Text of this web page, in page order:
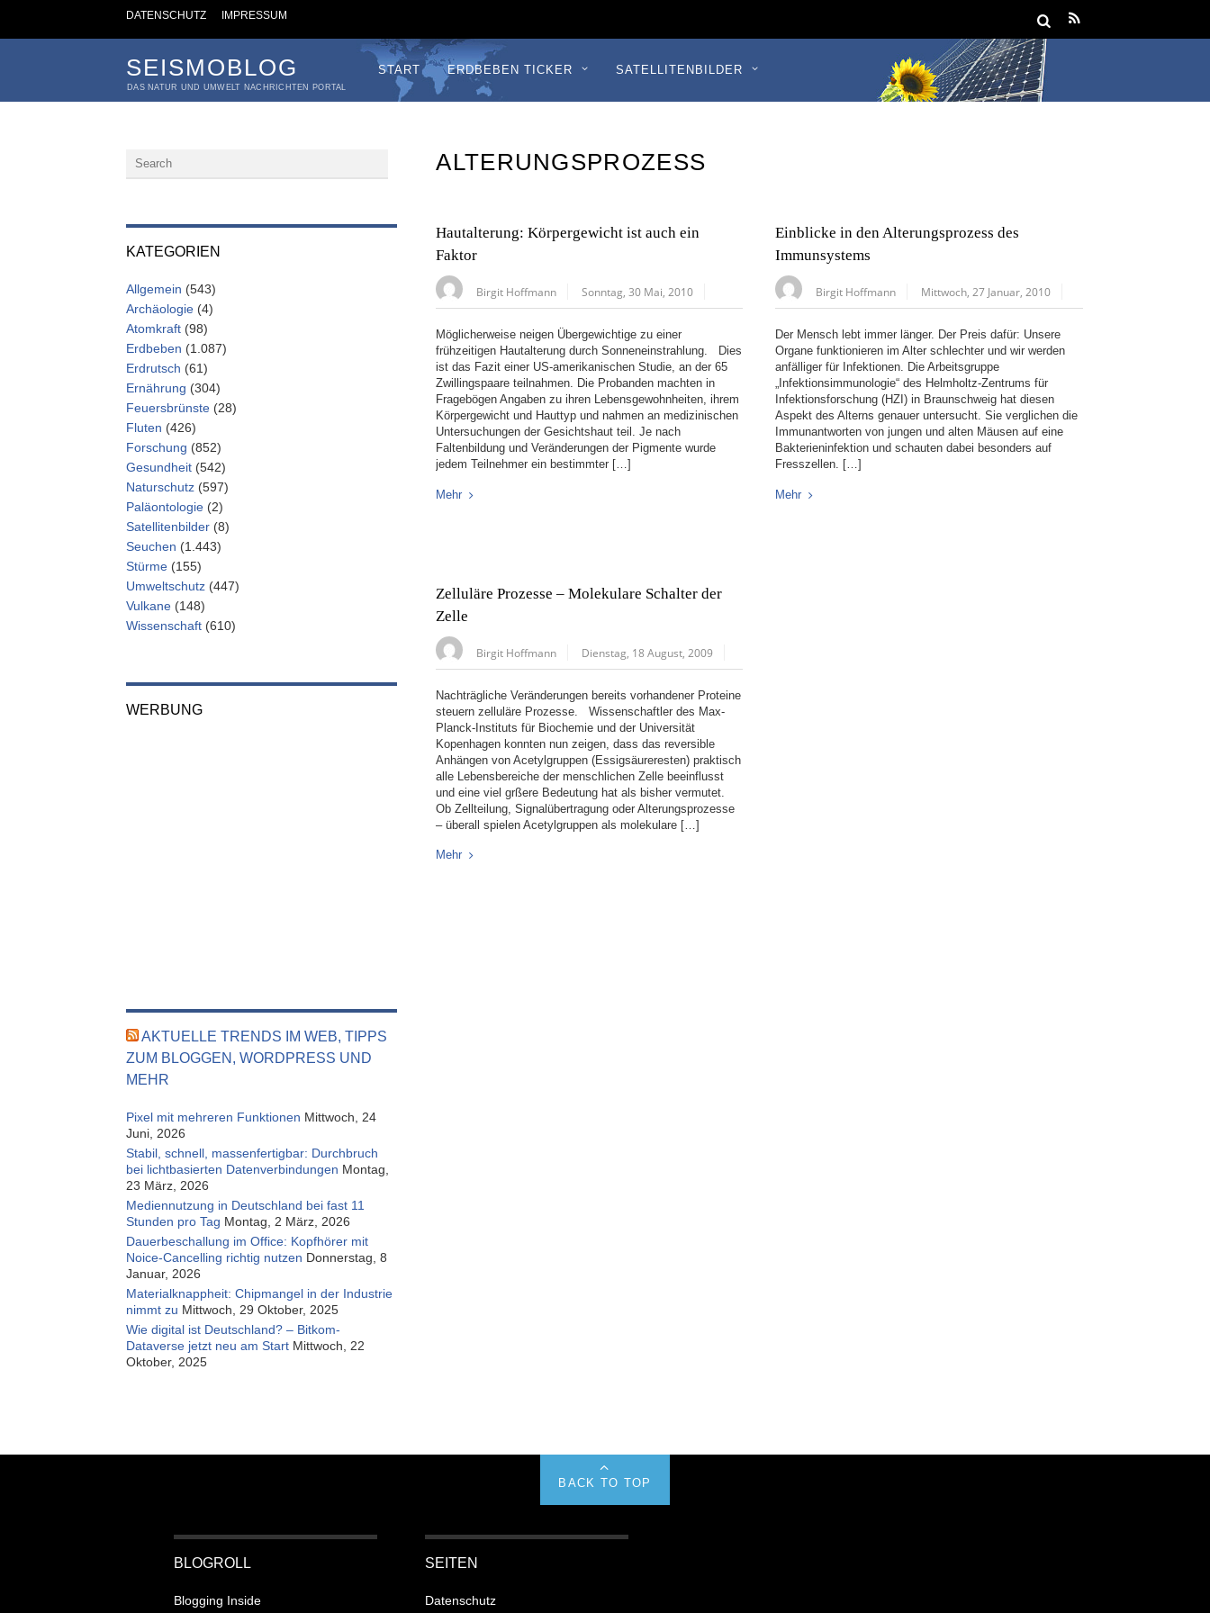
DATENSCHUTZ IMPRESSUM
SEISMOBLOG
DAS NATUR UND UMWELT NACHRICHTEN PORTAL
START ERDBEBEN TICKER SATELLITENBILDER
ALTERUNGSPROZESS
Hautalterung: Körpergewicht ist auch ein
Faktor
Birgit Hoffmann Sonntag, 30 Mai, 2010
Möglicherweise neigen Übergewichtige zu einer
frühzeitigen Hautalterung durch Sonneneinstrahlung. Dies
ist das Fazit einer US-amerikanischen Studie, an der 65
Zwillingspaare teilnahmen. Die Probanden machten in
Fragebögen Angaben zu ihren Lebensgewohnheiten, ihrem
Körpergewicht und Hauttyp und nahmen an medizinischen
Untersuchungen der Gesichtshaut teil. Je nach
Faltenbildung und Veränderungen der Pigmente wurde
jedem Teilnehmer ein bestimmter […]
Mehr
Einblicke in den Alterungsprozess des
Immunsystems
Birgit Hoffmann Mittwoch, 27 Januar, 2010
Der Mensch lebt immer länger. Der Preis dafür: Unsere
Organe funktionieren im Alter schlechter und wir werden
anfälliger für Infektionen. Die Arbeitsgruppe
„Infektionsimmunologie“ des Helmholtz-Zentrums für
Infektionsforschung (HZI) in Braunschweig hat diesen
Aspekt des Alterns genauer untersucht. Sie verglichen die
Immunantworten von jungen und alten Mäusen auf eine
Bakterieninfektion und schauten dabei besonders auf
Fresszellen. […]
Mehr
Zelluläre Prozesse – Molekulare Schalter der
Zelle
Birgit Hoffmann Dienstag, 18 August, 2009
Nachträgliche Veränderungen bereits vorhandener Proteine
steuern zelluläre Prozesse. Wissenschaftler des Max-
Planck-Instituts für Biochemie und der Universität
Kopenhagen konnten nun zeigen, dass das reversible
Anhängen von Acetylgruppen (Essigsäureresten) praktisch
alle Lebensbereiche der menschlichen Zelle beeinflusst
und eine viel grßere Bedeutung hat als bisher vermutet.
Ob Zellteilung, Signalübertragung oder Alterungsprozesse
– überall spielen Acetylgruppen als molekulare […]
Mehr
KATEGORIEN
Allgemein (543)
Archäologie (4)
Atomkraft (98)
Erdbeben (1.087)
Erdrutsch (61)
Ernährung (304)
Feuersbrünste (28)
Fluten (426)
Forschung (852)
Gesundheit (542)
Naturschutz (597)
Paläontologie (2)
Satellitenbilder (8)
Seuchen (1.443)
Stürme (155)
Umweltschutz (447)
Vulkane (148)
Wissenschaft (610)
WERBUNG
AKTUELLE TRENDS IM WEB, TIPPS
ZUM BLOGGEN, WORDPRESS UND
MEHR
Pixel mit mehreren Funktionen Mittwoch, 24
Juni, 2026
Stabil, schnell, massenfertigbar: Durchbruch
bei lichtbasierten Datenverbindungen Montag,
23 März, 2026
Mediennutzung in Deutschland bei fast 11
Stunden pro Tag Montag, 2 März, 2026
Dauerbeschallung im Office: Kopfhörer mit
Noice-Cancelling richtig nutzen Donnerstag, 8
Januar, 2026
Materialknappheit: Chipmangel in der Industrie
nimmt zu Mittwoch, 29 Oktober, 2025
Wie digital ist Deutschland? – Bitkom-
Dataverse jetzt neu am Start Mittwoch, 22
Oktober, 2025
BACK TO TOP
BLOGROLL
Blogging Inside
SEITEN
Datenschutz